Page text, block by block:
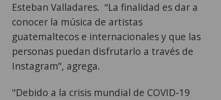
Esteban Valladares. “La finalidad es dar a
conocer la música de artistas
guatemaltecos e internacionales y que las
personas puedan disfrutarlo a través de
Instagram”, agrega.
"Debido a la crisis mundial de COVID-19